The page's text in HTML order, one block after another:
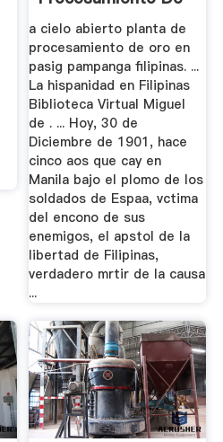
Oro En Pasig ...
a cielo abierto planta de
procesamiento de oro en
pasig pampanga filipinas. ...
La hispanidad en Filipinas
Biblioteca Virtual Miguel
de . ... Hoy, 30 de
Diciembre de 1901, hace
cinco aos que cay en
Manila bajo el plomo de los
soldados de Espaa, vctima
del encono de sus
enemigos, el apstol de la
libertad de Filipinas,
verdadero mrtir de la causa
...